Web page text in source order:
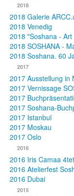
2018
2018 Galerie
2018 Venedig
2018 "Soshana -
2018 SOSHANA -
2018 Soshana. 60
2017
2017 Ausstellung in
2017 Vernissage
2017
2017 Soshana-
2017 Istanbul
2017 Moskau
2017 Oslo
2016
2016 Iris Camaa
2016 Atelierfest
2016 Dubai
2015